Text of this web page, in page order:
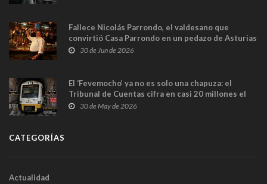
Fallece Nicolás Parrondo, el valdesano que
convirtió Casa Parrondo en un pedazo de Asturias
en Madrid
30 de Jun de 2026
El ‘Fevemocho’ ya no es solo una chapuza: el
Tribunal de Cuentas cifra en casi 20 millones el
sobrecoste de los trenes que no cabían por los
30 de May de 2026
CATEGORÍAS
Actualidad